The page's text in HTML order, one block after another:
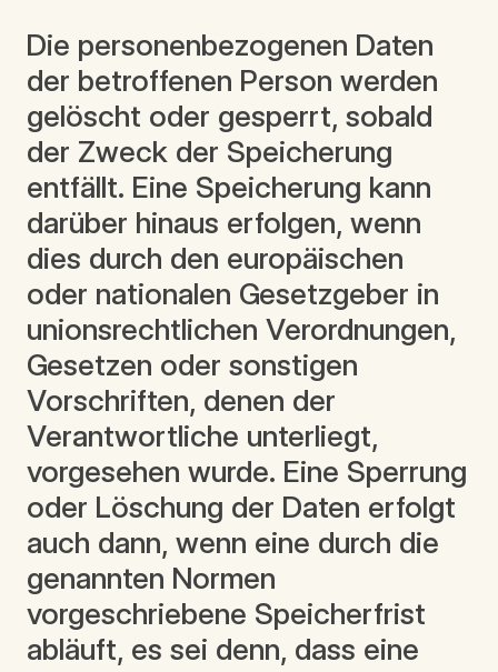
Die personenbezogenen Daten
der betroffenen Person werden
gelöscht oder gesperrt, sobald
der Zweck der Speicherung
entfällt. Eine Speicherung kann
darüber hinaus erfolgen, wenn
dies durch den europäischen
oder nationalen Gesetzgeber in
unionsrechtlichen Verordnungen,
Gesetzen oder sonstigen
Vorschriften, denen der
Verantwortliche unterliegt,
vorgesehen wurde. Eine Sperrung
oder Löschung der Daten erfolgt
auch dann, wenn eine durch die
genannten Normen
vorgeschriebene Speicherfrist
abläuft, es sei denn, dass eine